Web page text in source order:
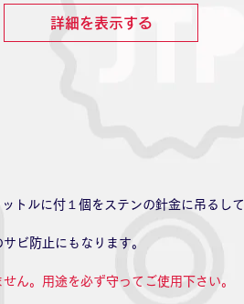
格
詳細を表示する
トルに付１個をステンの針金に吊るして
ビ防止にもなります。
ん。用途を必ず守ってご使用下さい。